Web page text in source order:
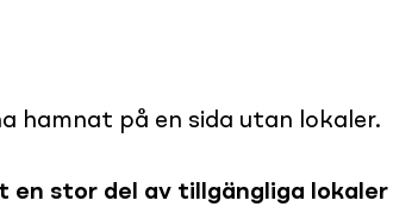
hamnat på en sida utan lokaler.
en stor del av tillgängliga lokaler